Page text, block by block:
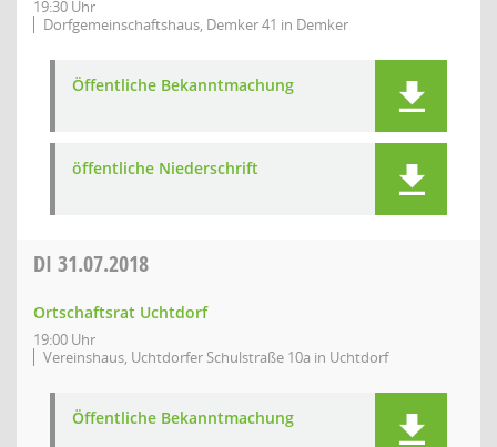
19:30 Uhr
Dorfgemeinschaftshaus, Demker 41 in Demker
Öffentliche Bekanntmachung
öffentliche Niederschrift
DI 31.07.2018
Ortschaftsrat Uchtdorf
19:00 Uhr
Vereinshaus, Uchtdorfer Schulstraße 10a in Uchtdorf
Öffentliche Bekanntmachung